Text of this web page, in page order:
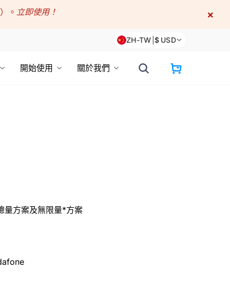
。 立即使用！ ×
ZH-TW |$ USD
開始使用 關於我們
量方案及無限量*方案